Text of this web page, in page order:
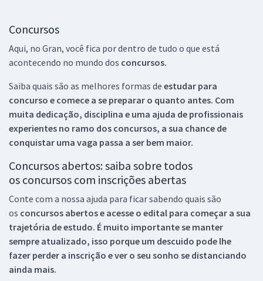
Concursos
Aqui, no Gran, você fica por dentro de tudo o que está
acontecendo no mundo dos concursos.
Saiba quais são as melhores formas de estudar para
concurso e comece a se preparar o quanto antes. Com
muita dedicação, disciplina e uma ajuda de profissionais
experientes no ramo dos concursos, a sua chance de
conquistar uma vaga passa a ser bem maior.
Concursos abertos: saiba sobre todos
os concursos com inscrições abertas
Conte com a nossa ajuda para ficar sabendo quais são
os concursos abertos e acesse o edital para começar a sua
trajetória de estudo. É muito importante se manter
sempre atualizado, isso porque um descuido pode lhe
fazer perder a inscrição e ver o seu sonho se distanciando
ainda mais.